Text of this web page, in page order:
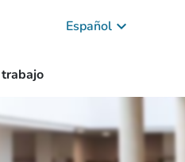
Español keyboard_arrow_down